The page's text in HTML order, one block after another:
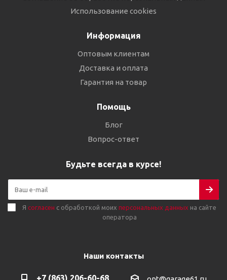
Использование cookies
Информация
Оптовым клиентам
Доставка и оплата
Гарантия на товар
Помощь
Блог
Вопрос-ответ
Будьте всегда в курсе!
Я согласен с обработкой моих персональных данных на сайте
оператора
Наши контакты
+7 (863) 206-60-68